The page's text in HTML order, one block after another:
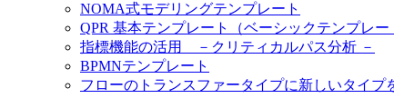
NOMA式モデリングテンプレート
QPR 基本テンプレート（ベーシックテンプレー
指標機能の活用 －クリティカルパス分析 －
BPMNテンプレート
フローのトランスファータイプに新しいタイプ